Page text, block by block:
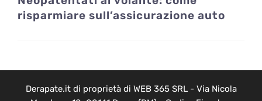
risparmiare sull’assicurazione auto
Derapate.it di proprietà di WEB 365 SRL - Via Nicola